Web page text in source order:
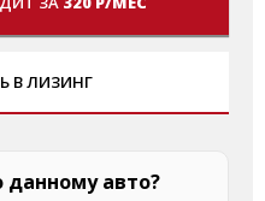
В ЛИЗИНГ
данному авто?